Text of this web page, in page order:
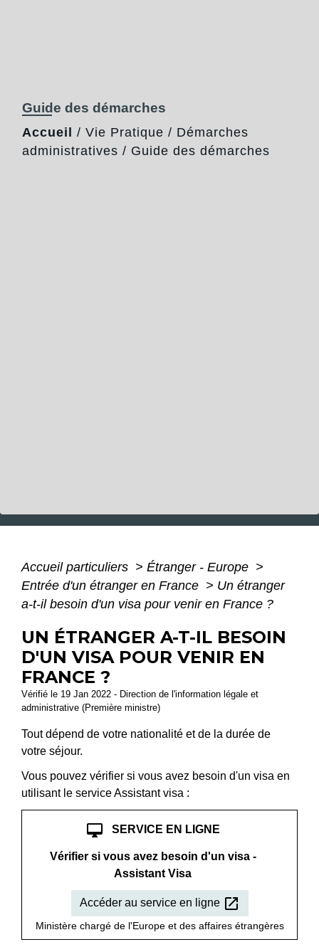
Guide des démarches
Accueil / Vie Pratique / Démarches
administratives / Guide des démarches
Accueil particuliers > Étranger - Europe >
Entrée d'un étranger en France > Un étranger
a-t-il besoin d'un visa pour venir en France ?
UN ÉTRANGER A-T-IL BESOIN
D'UN VISA POUR VENIR EN
FRANCE ?
Vérifié le 19 Jan 2022 - Direction de l'information légale et
administrative (Première ministre)
Tout dépend de votre nationalité et de la durée de
votre séjour.
Vous pouvez vérifier si vous avez besoin d'un visa en
utilisant le service Assistant visa :
desktop_mac SERVICE EN LIGNE
Vérifier si vous avez besoin d'un visa -
Assistant Visa
Accéder au service en ligne open_in_new
Ministère chargé de l'Europe et des affaires étrangères